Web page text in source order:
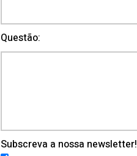
Questão:
Subscreva a nossa newsletter!